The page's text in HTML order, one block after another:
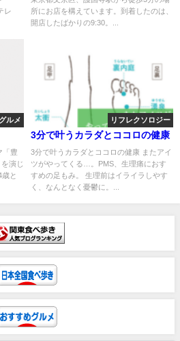
レ
所にお店を構えています。到着したのは、
開店したばかりの9:30。...
グルメ
「豊
演じ
と
リフレクソロジー
3分で叶うカラダとココロの健康
3分で叶うカラダとココロの健康 またアイ
ツがやってくる…。PMS、生理痛におす
すめの足もみ。 生理前はイライラしやす
く、なんとなく憂鬱に。...